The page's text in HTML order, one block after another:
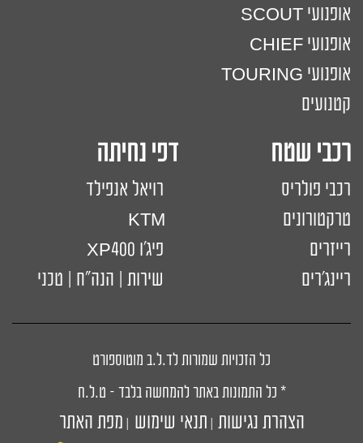
אופנועי SCOUT
אופנועי CHIEF
אופנועי TOURING
קטנועים
רכבי שטח דפי נחיתה
רכבי פולריס
רויאל אנפילד
טרקטורונים
רייזרים
פיג'ו XP400
ריינג'רים
שירות | הנה"ח | טכני
כל הזכויות שמורות לד.ל.ב מוטוספורט
* כל התמונות באתר להמחשה בלבד – ט.ל.ח
הצהרת נגישות תנאי שימוש מפת האתר